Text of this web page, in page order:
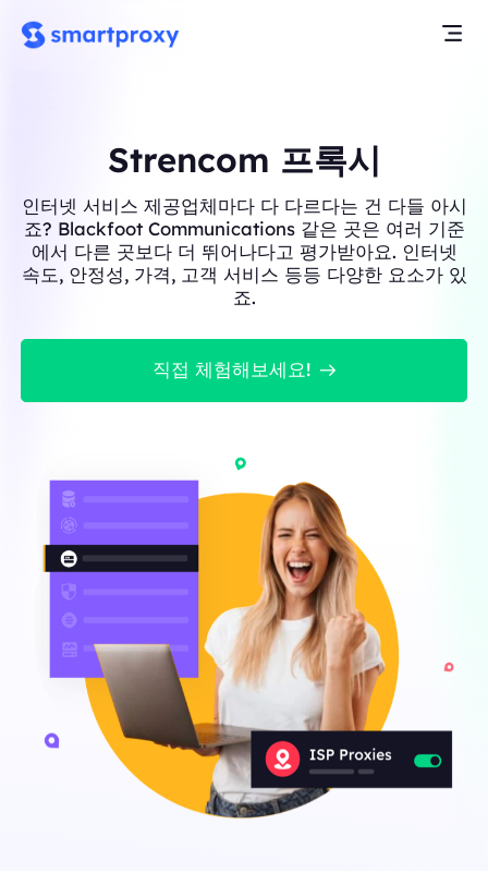
Strencom 프록시
인터넷 서비스 제공업체마다 다 다르다는 건 다들 아시
죠? Blackfoot Communications 같은 곳은 여러 기준
에서 다른 곳보다 더 뛰어나다고 평가받아요. 인터넷
속도, 안정성, 가격, 고객 서비스 등등 다양한 요소가 있
죠.
직접 체험해보세요!